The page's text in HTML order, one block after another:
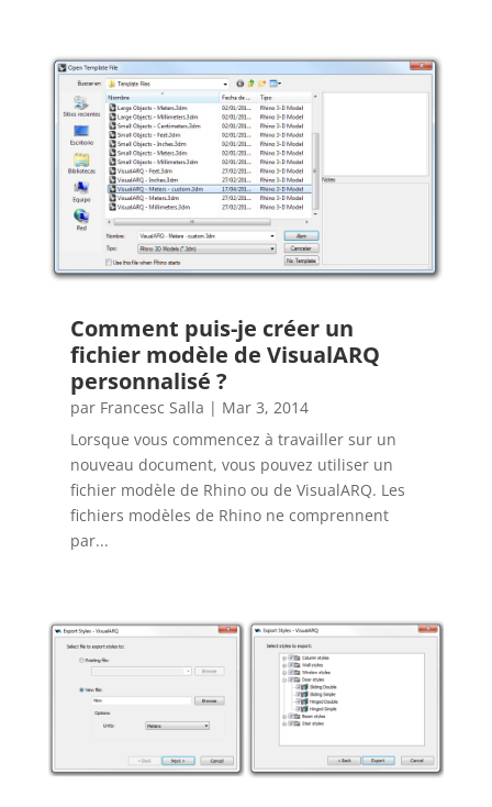
Comment puis-je créer un
fichier modèle de VisualARQ
personnalisé ?
par Francesc Salla | Mar 3, 2014
Lorsque vous commencez à travailler sur un
nouveau document, vous pouvez utiliser un
fichier modèle de Rhino ou de VisualARQ. Les
fichiers modèles de Rhino ne comprennent
par...